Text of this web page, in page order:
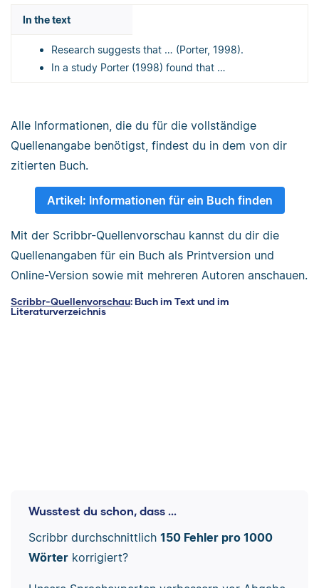
In the text
Research suggests that … (Porter, 1998).
In a study Porter (1998) found that …
Alle Informationen, die du für die vollständige
Quellenangabe benötigst, findest du in dem von dir
zitierten Buch.
Artikel: Informationen für ein Buch finden
Mit der Scribbr-Quellenvorschau kannst du dir die
Quellenangaben für ein Buch als Printversion und
Online-Version sowie mit mehreren Autoren anschauen.
Scribbr-Quellenvorschau: Buch im Text und im
Literaturverzeichnis
Wusstest du schon, dass ...
Scribbr durchschnittlich 150 Fehler pro 1000
Wörterkorrigiert?